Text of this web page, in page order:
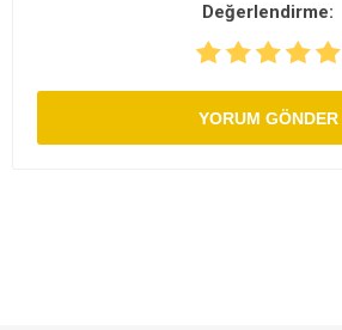
Değerlendirme:
YORUM GÖNDER